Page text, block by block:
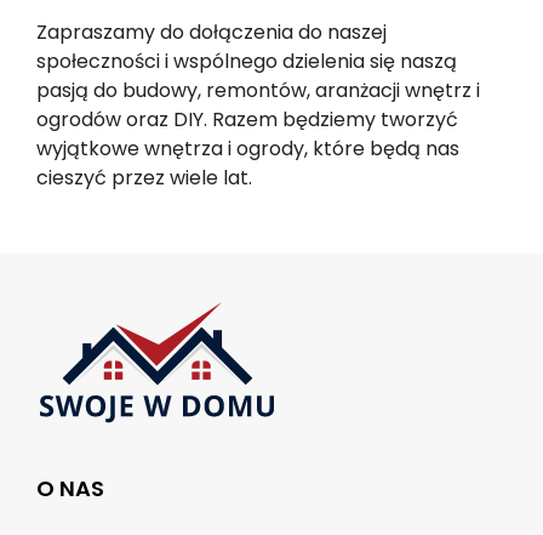
Zapraszamy do dołączenia do naszej
społeczności i wspólnego dzielenia się naszą
pasją do budowy, remontów, aranżacji wnętrz i
ogrodów oraz DIY. Razem będziemy tworzyć
wyjątkowe wnętrza i ogrody, które będą nas
cieszyć przez wiele lat.
O NAS